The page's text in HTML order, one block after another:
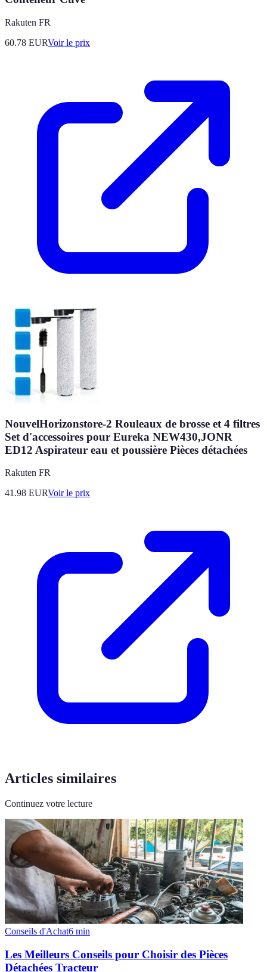
Rakuten FR
60.78 EURVoir le prix
NouvelHorizonstore-2 Rouleaux de brosse et 4 filtres
Set d'accessoires pour Eureka NEW430,JONR
ED12 Aspirateur eau et poussière Pièces détachées
Rakuten FR
41.98 EURVoir le prix
Articles similaires
Continuez votre lecture
Conseils d'Achat6 min
Les Meilleurs Conseils pour Choisir des Pièces
Détachées Tracteur